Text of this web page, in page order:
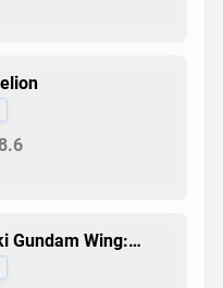
Gundam Wing: